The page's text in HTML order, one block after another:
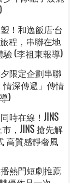
！和逸飯店·台
程，串聯在地
(李祖東報導)
限定企劃串聯
深傳遞」傳情
)
時在線！JINS
，JINS 搶先解
高質感靜奢風
熱門短劇推薦